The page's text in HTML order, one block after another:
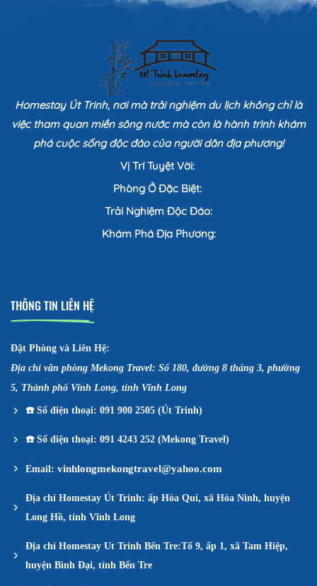
Homestay Út Trinh, nơi mà trải nghiệm du lịch không chỉ là
việc tham quan miền sông nước mà còn là hành trình khám
phá cuộc sống độc đáo của người dân địa phương!
Vị Trí Tuyệt Vời:
Phòng Ở Đặc Biệt:
Trải Nghiệm Độc Đáo:
Khám Phá Địa Phương:
THÔNG TIN LIÊN HỆ
Đặt Phòng và Liên Hệ:
Địa chỉ văn phòng Mekong Travel: Số 180, đường 8 tháng 3, phường
5, Thành phố Vĩnh Long, tỉnh Vĩnh Long
☎️Số điện thoại: 091 900 2505 (Út Trinh)
☎️Số điện thoại: 091 4243 252 (Mekong Travel)
Email: vinhlongmekongtravel@yahoo.com
Địa chỉ Homestay Út Trinh: ấp Hòa Quí, xã Hòa Ninh, huyện
Long Hồ, tỉnh Vĩnh Long
Địa chỉ Homestay Ut Trinh Bến Tre:Tổ 9, ấp 1, xã Tam Hiệp,
huyện Bình Đại, tỉnh Bến Tre